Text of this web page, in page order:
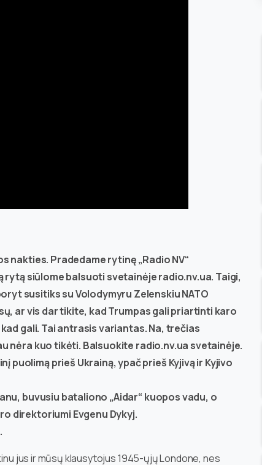
nakties. Pradedame rytinę „Radio NV“
rytą siūlome balsuoti svetainėje radio.nv.ua. Taigi,
susitiks su Volodymyru Zelenskiu NATO
ar vis dar tikite, kad Trumpas gali priartinti karo
gali. Tai antrasis variantas. Na, trečias
nėra kuo tikėti. Balsuokite radio.nv.ua svetainėje.
puolimą prieš Ukrainą, ypač prieš Kyjivą ir Kyjivo
buvusiu bataliono „Aidar“ kuopos vadu, o
direktoriumi Evgenu Dykyj.
jus ir mūsų klausytojus 1945-ųjų Londone, nes